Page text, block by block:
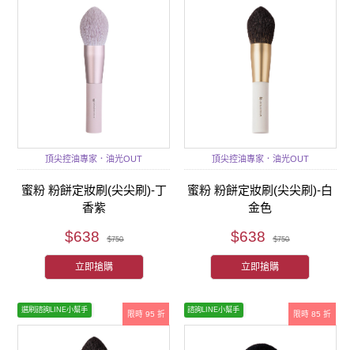
頂尖控油專家．油光OUT
蜜粉 粉餅定妝刷(尖尖刷)-丁
香紫
$638 $750
立即搶購
頂尖控油專家．油光OUT
蜜粉 粉餅定妝刷(尖尖刷)-白
金色
$638 $750
立即搶購
限時 95 折
選刷諮詢LINE小幫手
限時 85 折
諮詢LINE小幫手